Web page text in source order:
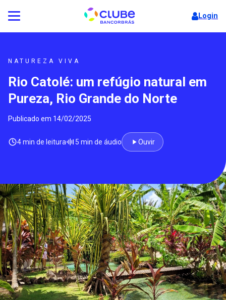
Login
NATUREZA VIVA
Rio Catolé: um refúgio natural em
Pureza, Rio Grande do Norte
Publicado em 14/02/2025
4 min de leitura 5 min de áudio Ouvir